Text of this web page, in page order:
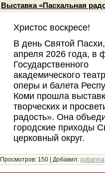
Выставка «Пасхальная
Христос воскресе!
В день Святой
апреля 2026 года, в
Государственного
академического
оперы и балета
Коми прошла
творческих и
радость». Она
городские приходы
церковный округ.
Просмотров: 150| Добавил: gobanna